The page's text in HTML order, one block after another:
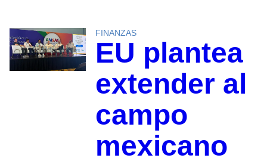
FINANZAS
EU plantea
extender al
campo
mexicano